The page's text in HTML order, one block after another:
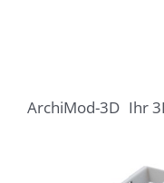
ArchiMod-3D Ihr